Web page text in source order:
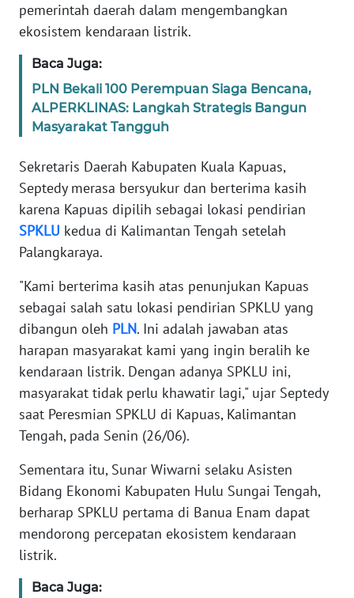
pemerintah daerah dalam mengembangkan
ekosistem kendaraan listrik.
Baca Juga:
PLN Bekali 100 Perempuan Siaga Bencana,
ALPERKLINAS: Langkah Strategis Bangun
Masyarakat Tangguh
Sekretaris Daerah Kabupaten Kuala Kapuas,
Septedy merasa bersyukur dan berterima kasih
karena Kapuas dipilih sebagai lokasi pendirian
SPKLU kedua di Kalimantan Tengah setelah
Palangkaraya.
"Kami berterima kasih atas penunjukan Kapuas
sebagai salah satu lokasi pendirian SPKLU yang
dibangun oleh PLN. Ini adalah jawaban atas
harapan masyarakat kami yang ingin beralih ke
kendaraan listrik. Dengan adanya SPKLU ini,
masyarakat tidak perlu khawatir lagi," ujar Septedy
saat Peresmian SPKLU di Kapuas, Kalimantan
Tengah, pada Senin (26/06).
Sementara itu, Sunar Wiwarni selaku Asisten
Bidang Ekonomi Kabupaten Hulu Sungai Tengah,
berharap SPKLU pertama di Banua Enam dapat
mendorong percepatan ekosistem kendaraan
listrik.
Baca Juga:
Wahana
News
Regional
WN
SUMUT
JAKARTA
WN
JABAR
BANTEN
WN
NTT
WN
KEPRI
WN
PAPUA
WN
PAPUA
BARAT
WN